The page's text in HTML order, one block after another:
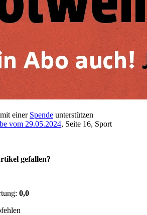
einer Spende unterstützen
vom 29.05.2024, Seite 16, Sport
gefallen?
0,0